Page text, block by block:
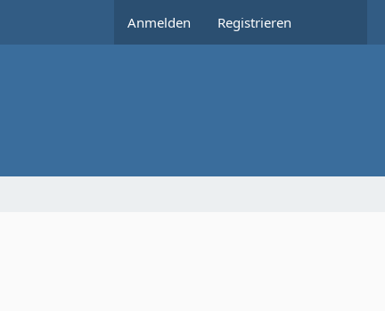
Anmelden Registrieren